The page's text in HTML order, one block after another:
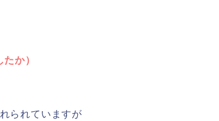
か）
られていますが